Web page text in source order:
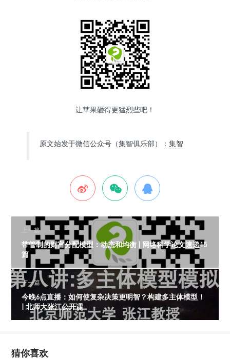
让苹果砸得更猛烈些吧！
原文始发于微信公众号（集智俱乐部）： 集智
上一篇
带管制的财富分配模型：动态和均衡 | 网络科学论文速递15
篇
下一篇
今晚6点直播：如何使复杂决策更明智？构建多主体模型！
| 北师大张江公开课
猜你喜欢